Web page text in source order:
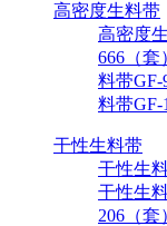
高密度生料带
高密度
666（套
料带GF-
料带GF-
干性生料带
干性生
干性生
206（套